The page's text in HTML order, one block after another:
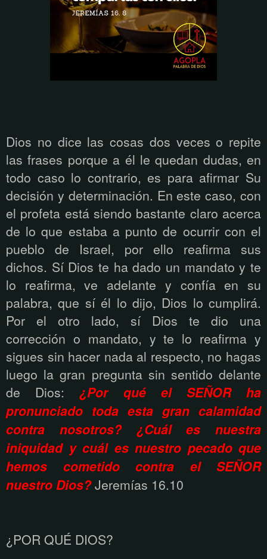
Dios no dice las cosas dos veces o repite
las frases porque a él le quedan dudas, en
todo caso lo contrario, es para afirmar Su
decisión y determinación. En este caso, con
el profeta está siendo bastante claro acerca
de lo que estaba a punto de ocurrir con el
pueblo de Israel, por ello reafirma sus
dichos. Sí Dios te ha dado un mandato y te
lo reafirma, ve adelante y confía en su
palabra, que sí él lo dijo, Dios lo cumplirá.
Por el otro lado, sí Dios te dio una
corrección o mandato, y te lo reafirma y
sigues sin hacer nada al respecto, no hagas
luego la gran pregunta sin sentido delante
de Dios:
¿Por qué el SEÑOR ha
pronunciado toda esta gran calamidad
contra nosotros? ¿Cuál es nuestra
iniquidad y cuál es nuestro pecado que
hemos cometido contra el SEÑOR
nuestro Dios? Jeremías 16.10
¿POR QUÉ DIOS?